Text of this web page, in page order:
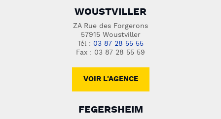
WOUSTVILLER
ZA Rue des Forgerons
57915 Woustviller
Tél : 03 87 28 55 55
Fax : 03 87 28 55 59
VOIR L'AGENCE
FEGERSHEIM